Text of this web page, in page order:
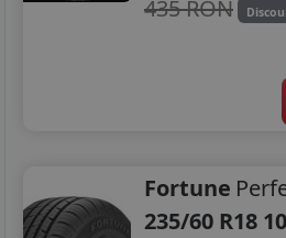
435 RON
Fortune
235/60 R18